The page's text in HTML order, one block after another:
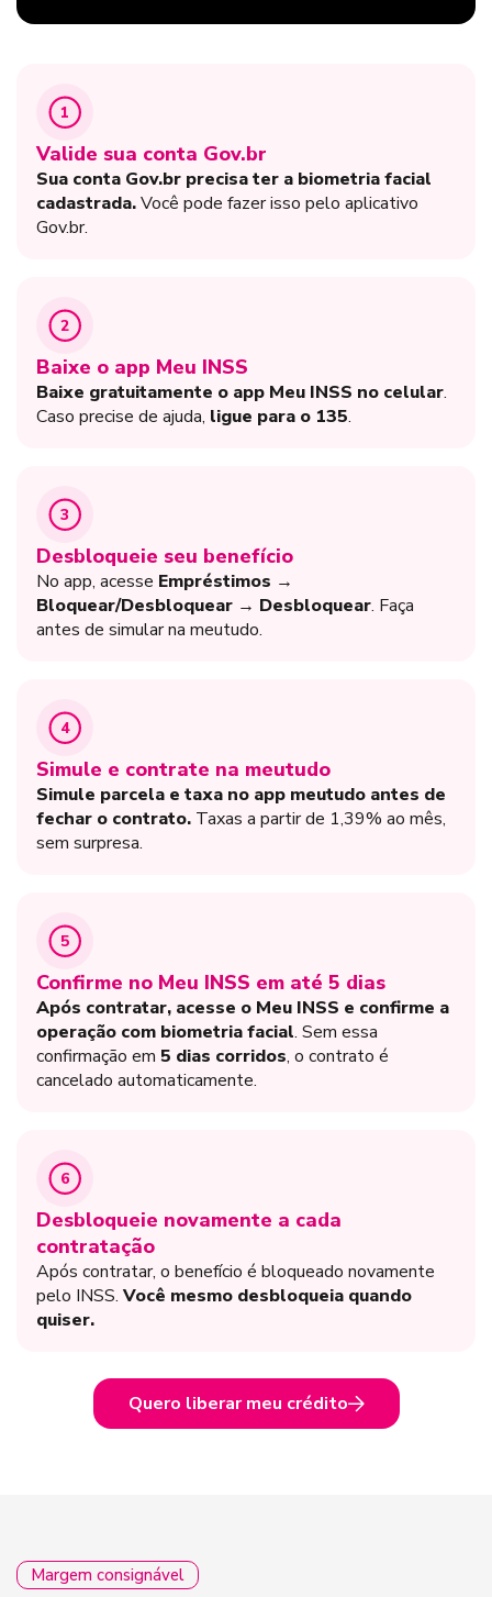
1
Valide sua conta Gov.br
Sua conta Gov.br precisa ter a biometria facial
cadastrada.Você pode fazer isso pelo aplicativo
Gov.br.
2
Baixe o app Meu INSS
Baixe gratuitamente o app Meu INSS no celular.
Caso precise de ajuda, ligue para o 135.
3
Desbloqueie seu benefício
No app, acesse Empréstimos →
Bloquear/Desbloquear → Desbloquear. Faça
antes de simular na meutudo.
4
Simule e contrate na meutudo
Simule parcela e taxa no app meutudo antes de
fechar o contrato. Taxas a partir de 1,39% ao mês,
sem surpresa.
5
Confirme no Meu INSS em até 5 dias
Após contratar, acesse o Meu INSS e confirme a
operação com biometria facial. Sem essa
confirmação em 5 dias corridos, o contrato é
cancelado automaticamente.
6
Desbloqueie novamente a cada
contratação
Após contratar, o benefício é bloqueado novamente
pelo INSS. Você mesmo desbloqueia quando
quiser.
Quero liberar meu crédito
Margem consignável